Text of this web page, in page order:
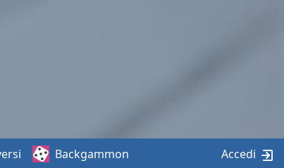
Backgammon Accedi